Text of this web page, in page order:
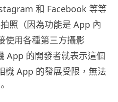
和 Facebook 等等
照（因為功能是 App 內
使用各種第三方攝影
App 的開發者就表示這個
機 App 的發展受限，無法